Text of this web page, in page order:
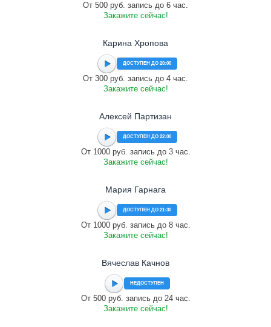
От 500 руб. запись до 6 час.
Закажите сейчас!
Карина Хропова
ДОСТУПЕН ДО 20:00
От 300 руб. запись до 4 час.
Закажите сейчас!
Алексей Партизан
ДОСТУПЕН ДО 22:00
От 1000 руб. запись до 3 час.
Закажите сейчас!
Мария Гарнага
ДОСТУПЕН ДО 21:30
От 1000 руб. запись до 8 час.
Закажите сейчас!
Вячеслав Качнов
НЕДОСТУПЕН
От 500 руб. запись до 24 час.
Закажите сейчас!